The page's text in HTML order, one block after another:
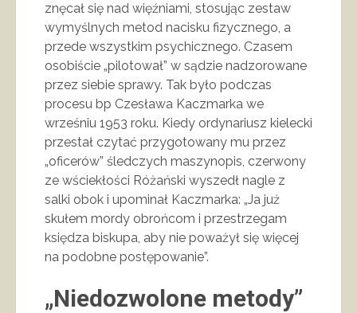
znęcał się nad więźniami, stosując zestaw
wymyślnych metod nacisku fizycznego, a
przede wszystkim psychicznego. Czasem
osobiście „pilotował” w sądzie nadzorowane
przez siebie sprawy. Tak było podczas
procesu bp Czesława Kaczmarka we
wrześniu 1953 roku. Kiedy ordynariusz kielecki
przestał czytać przygotowany mu przez
„oficerów” śledczych maszynopis, czerwony
ze wściekłości Różański wyszedł nagle z
salki obok i upominał Kaczmarka: „Ja już
skułem mordy obrońcom i przestrzegam
księdza biskupa, aby nie poważył się więcej
na podobne postępowanie”.
„Niedozwolone metody”